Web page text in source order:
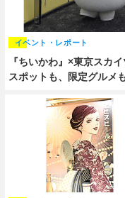
『ちいかわ』×東京スカ
スポットも、限定グルメ
イベント・レポート